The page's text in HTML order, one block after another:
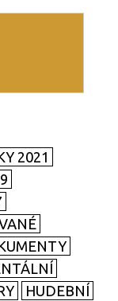
2021
HUDEBNÍ